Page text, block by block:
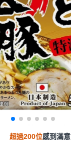
超過200位感到滿意